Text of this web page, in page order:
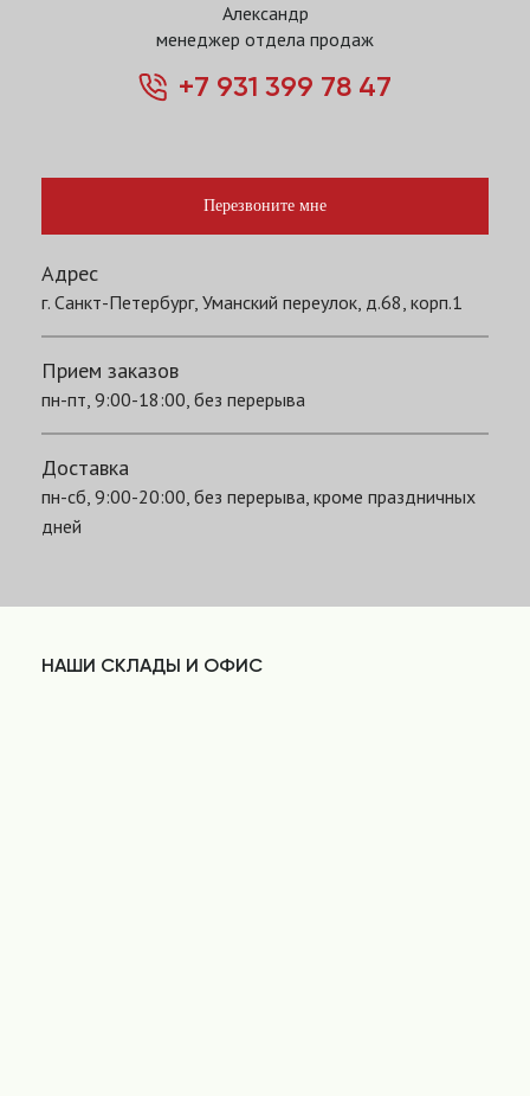
Александр
менеджер отдела продаж
+7 931 399 78 47
Перезвоните мне
Адрес
г. Санкт-Петербург, Уманский переулок, д.68, корп.1
Прием заказов
пн-пт, 9:00-18:00, без перерыва
Доставка
пн-сб, 9:00-20:00, без перерыва, кроме праздничных
дней
НАШИ СКЛАДЫ И ОФИС